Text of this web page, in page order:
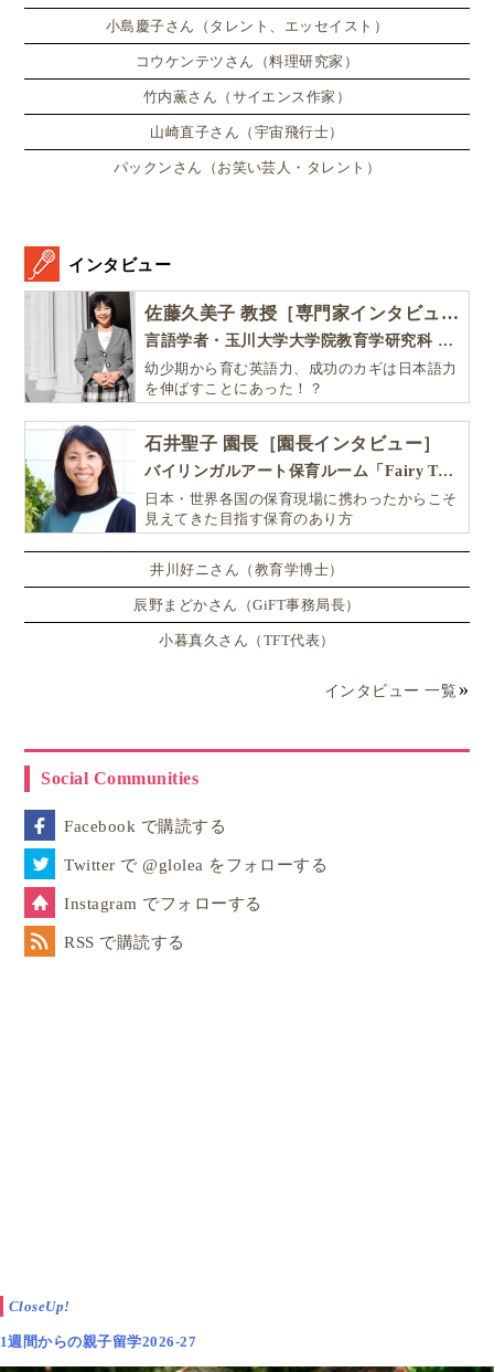
小島慶子さん（タレント、エッセイスト）
コウケンテツさん（料理研究家）
竹内薫さん（サイエンス作家）
山崎直子さん（宇宙飛行士）
パックンさん（お笑い芸人・タレント）
インタビュー
佐藤久美子 教授［専門家インタビュー］
言語学者・玉川大学大学院教育学研究科 教授・NHK「えいごであそぼ」総合指導
幼少期から育む英語力、成功のカギは日本語力
を伸ばすことにあった！？
石井聖子 園長［園長インタビュー］
バイリンガルアート保育ルーム「Fairy Tale（フェアリーテイル）」
日本・世界各国の保育現場に携わったからこそ
見えてきた目指す保育のあり方
井川好ニさん（教育学博士）
辰野まどかさん（GiFT事務局長）
小暮真久さん（TFT代表）
インタビュー 一覧
Social Communities
Facebook で購読する
Twitter で @glolea をフォローする
Instagram でフォローする
RSS で購読する
CloseUp!
1週間からの親子留学2026-27